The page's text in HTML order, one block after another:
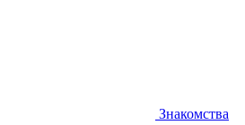
Знакомства